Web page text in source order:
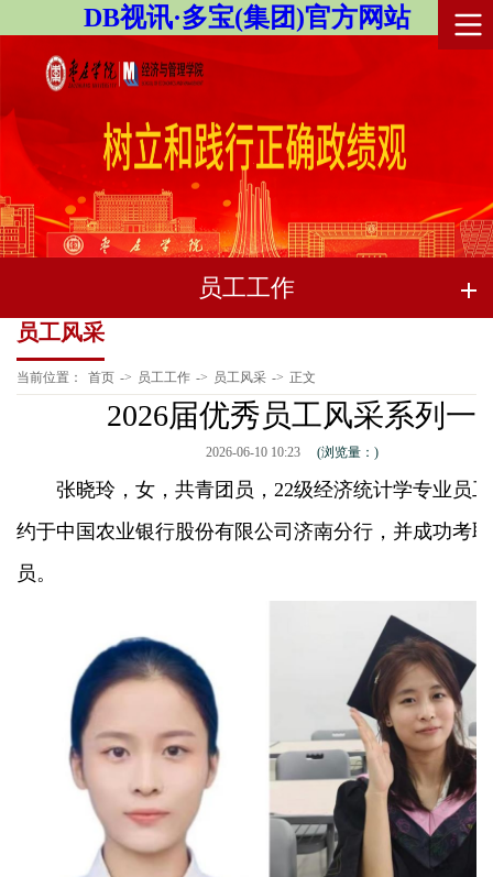
DB视讯·多宝(集团)官方网站
员工工作
员工风采
当前位置： 首页 -> 员工工作 -> 员工风采 -> 正文
2026届优秀员工风采系列一
2026-06-10 10:23 (浏览量： )
张晓玲，女，共青团员，22级经济统计学专业员
约于中国农业银行股份有限公司济南分行，并成功考
员。